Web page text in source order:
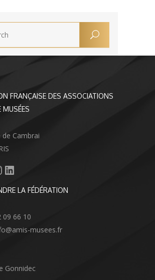
FRANÇAISE DES ASSOCIATIONS
MUSÉES
de Cambrai
LinkedIn
LA FÉDÉRATION
09 66 10
musees.fr
Gonnidec